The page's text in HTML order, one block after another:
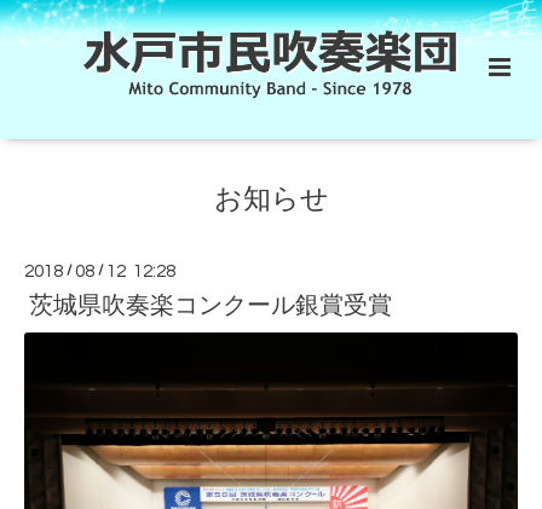
お知らせ
2018 /08 / 12 12:28
茨城県吹奏楽コンクール銀賞受賞